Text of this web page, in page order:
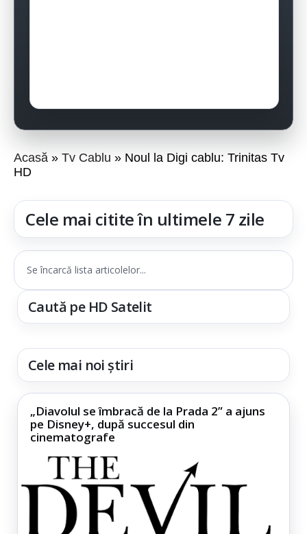
Acasă Tv Cablu
Noul la Digi cablu: Trinitas Tv
HD
Cele mai citite în ultimele 7 zile
Se încarcă lista articolelor...
Caută pe HD Satelit
Cele mai noi știri
„Diavolul se îmbracă de la Prada 2” a ajuns
pe Disney+, după succesul din
cinematografe